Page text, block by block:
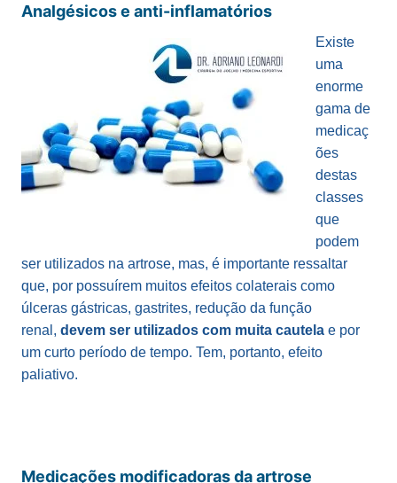
Analgésicos e anti-inflamatórios
Existe
uma
enorme
gama de
medicaç
ões
destas
classes
que
podem
ser utilizados na artrose, mas, é importante ressaltar
que, por possuírem muitos efeitos colaterais como
úlceras gástricas, gastrites, redução da função
renal, devem ser utilizados com muita cautela e por
um curto período de tempo. Tem, portanto, efeito
paliativo.
Medicações modificadoras da artrose